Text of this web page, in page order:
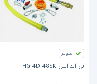
متوفر
تي اند اس HG-4D-48SK